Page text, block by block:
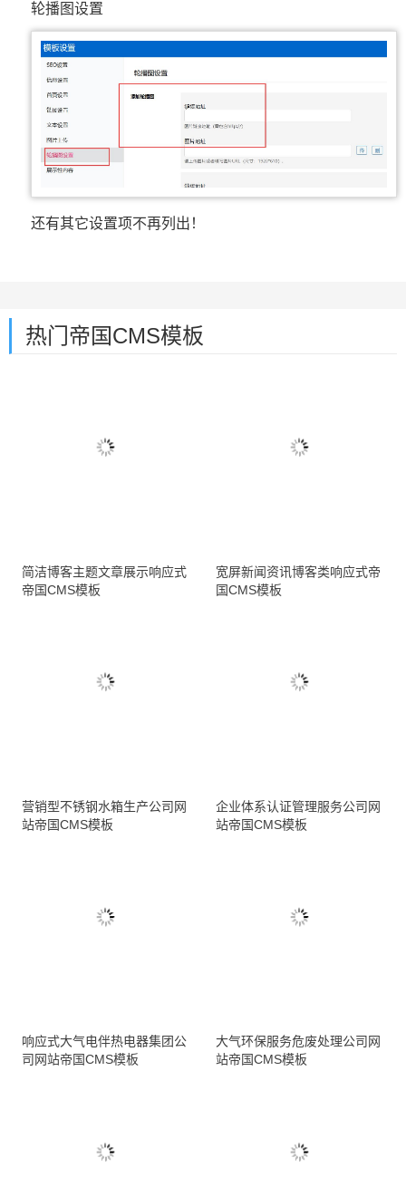
轮播图设置
还有其它设置项不再列出！
热门帝国CMS模板
简洁博客主题文章展示响应式
帝国CMS模板
宽屏新闻资讯博客类响应式帝
国CMS模板
营销型不锈钢水箱生产公司网
站帝国CMS模板
企业体系认证管理服务公司网
站帝国CMS模板
响应式大气电伴热电器集团公
司网站帝国CMS模板
大气环保服务危废处理公司网
站帝国CMS模板